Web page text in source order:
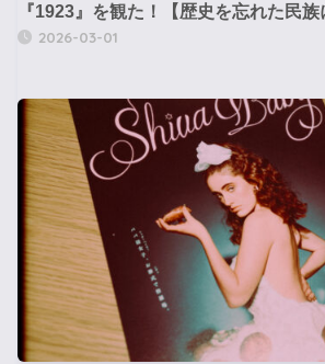
『1923』を観た！【歴史を忘れた民族
2026-03-01